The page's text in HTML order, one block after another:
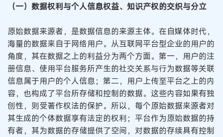
（一）数据权利与个人信息权益、知识产权的交织与分立
原始数据来源者，是数据信息的来源主体。在自媒体时代，
海量的数据来自于网络用户。从互联网平台型企业的用户的
角度，其在数据之上的利益分为两个方面。第一，用户的注
册信息、使用平台服务所产生的社交关系与行为数据等关联
信息属于用户的个人信息；第二，用户上传至平台之上的内
容，也构成了平台所存储和控制的数据。这些内容如果有独
创性，则受著作权法的保护。所以，每个原始数据来源者对
其生成的个体数据享有法定的权利；平台作为原始数据的持
有者，其为数据的存储提供了空间，对数据的存续具有控制